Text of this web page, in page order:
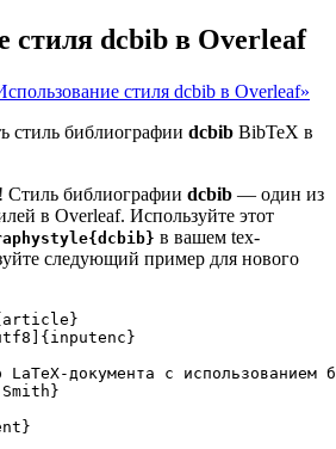
стиля dcbib в Overleaf
стиля dcbib в Overleaf»
стиль библиографии dcbib BibTeX в
библиографии dcbib — один из
в Overleaf. Используйте этот
в вашем tex-
следующий пример для нового
article }
]{ inputenc }
LaTeX-документа с использованием
}